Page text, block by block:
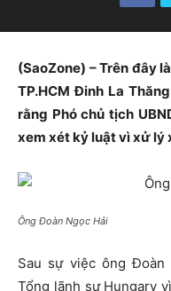
(SaoZone) – Trên đây
TP.HCM Đinh La
rằng Phó chủ tịch
xem xét kỷ luật vì xử lý
Ông Đoàn Ngọc Hải
Sau sự việc ông
Tổng lãnh sự Hungary